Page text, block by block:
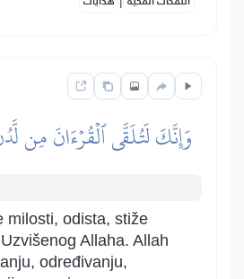
وَإِنَّكَ لَتُلَقَّى ٱلۡقُرۡءَانَ
milosti, odista, stiže
Allaha. Allah
određivanju,